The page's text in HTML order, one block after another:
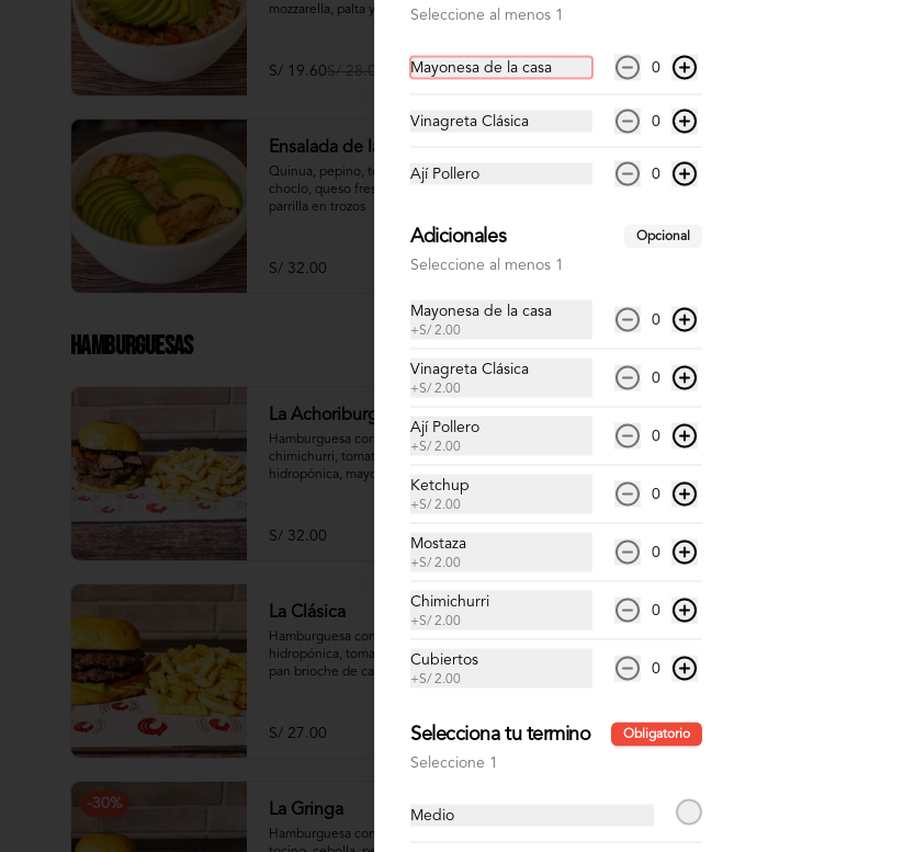
mozzarella, palta y tomate
S/ 19.60S/ 28.00
Ensalada de la Casa
Quinua, pepino, tomate, palta,
choclo, queso fresco y pollo a la
parrilla en trozos
S/ 32.00
Hamburguesas
La Achoriburger
Hamburguesa con chorizo parrillero,
chimichurri, tomate, lechuga
hidropónica, mayonesa y pan
S/ 32.00
La Clásica
Hamburguesa con lechuga
hidropónica, tomate, mayonesa y
pan brioche de camote
S/ 27.00
-30% La Gringa
Hamburguesa con queso cheddar,
Seleccione al menos 1
Mayonesa de la casa 0
Vinagreta Clásica 0
Ají Pollero 0
Adicionales Opcional
Seleccione al menos 1
Mayonesa de la casa
+S/ 2.00
0
Vinagreta Clásica
+S/ 2.00
0
Ají Pollero
+S/ 2.00
0
Ketchup
+S/ 2.00
0
Mostaza
+S/ 2.00
0
Chimichurri
+S/ 2.00
0
Cubiertos
+S/ 2.00
0
Selecciona tu termino Obligatorio
Seleccione 1
Medio